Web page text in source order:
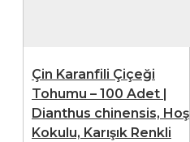
Çin Karanfili Çiçeği
Tohumu – 100 Adet |
Dianthus chinensis, Hoş
Kokulu, Karışık Renkli